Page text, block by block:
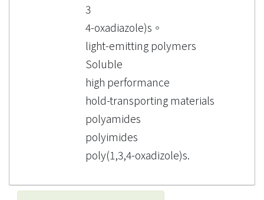
3
4-oxadiazole)s。
light-emitting polymers
Soluble
high performance
hold-transporting materials
polyamides
polyimides
poly(1,3,4-oxadizole)s.